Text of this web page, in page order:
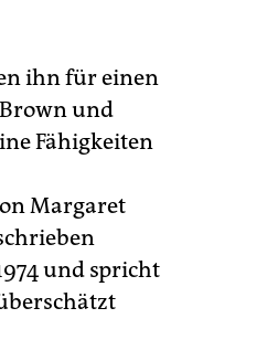
ihn für einen
Brown und
Fähigkeiten
Margaret
und spricht